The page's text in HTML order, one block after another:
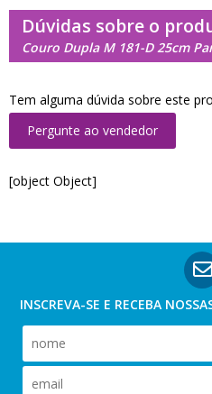
Dúvidas sobre o
Couro Dupla M 181-D 25cm
Tem alguma dúvida sobre este
Pergunte ao vendedor
[object Object]
INSCREVA-SE E RECEBA